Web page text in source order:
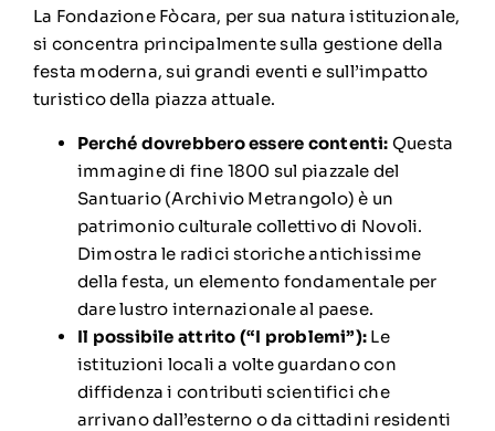
La Fondazione Fòcara, per sua natura istituzionale,
si concentra principalmente sulla gestione della
festa moderna, sui grandi eventi e sull’impatto
turistico della piazza attuale.
Perché dovrebbero essere contenti: Questa
immagine di fine 1800 sul piazzale del
Santuario (Archivio Metrangolo) è un
patrimonio culturale collettivo di Novoli.
Dimostra le radici storiche antichissime
della festa, un elemento fondamentale per
dare lustro internazionale al paese.
Il possibile attrito (“I problemi”): Le
istituzioni locali a volte guardano con
diffidenza i contributi scientifici che
arrivano dall’esterno o da cittadini residenti